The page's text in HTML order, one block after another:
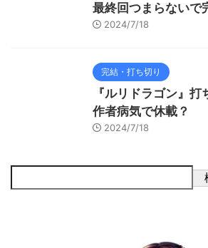
最終回つまらないで
2024/7/18
完結・打ち切り
『ルリドラゴン』打
作者病気で休載？
2024/7/18